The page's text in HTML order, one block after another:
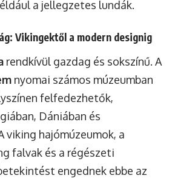
a jellegzetes lundák.
Vikingektől a modern designig
rendkívül gazdag és sokszínű. A
nyomai számos múzeumban
felfedezhetők,
Dániában és
viking hajómúzeumok, a
falvak és a régészeti
engednek ebbe az